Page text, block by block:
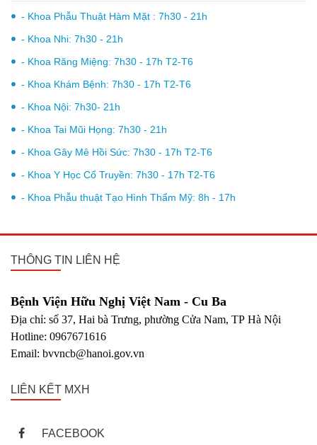
- Khoa Phẫu Thuật Hàm Mặt : 7h30 - 21h
- Khoa Nhi: 7h30 - 21h
- Khoa Răng Miệng: 7h30 - 17h T2-T6
- Khoa Khám Bệnh: 7h30 - 17h T2-T6
- Khoa Nội: 7h30- 21h
- Khoa Tai Mũi Họng: 7h30 - 21h
- Khoa Gây Mê Hồi Sức: 7h30 - 17h T2-T6
- Khoa Y Học Cổ Truyền: 7h30 - 17h T2-T6
- Khoa Phẫu thuật Tạo Hình Thẩm Mỹ: 8h - 17h
THÔNG TIN LIÊN HỆ
Bệnh Viện Hữu Nghị Việt Nam - Cu Ba
Địa chỉ: số 37, Hai bà Trưng, phường Cửa Nam, TP Hà Nội
Hotline: 0967671616
Email: bvvncb@hanoi.gov.vn
LIÊN KẾT MXH
FACEBOOK